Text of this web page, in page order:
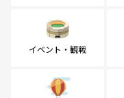
イベント・観戦